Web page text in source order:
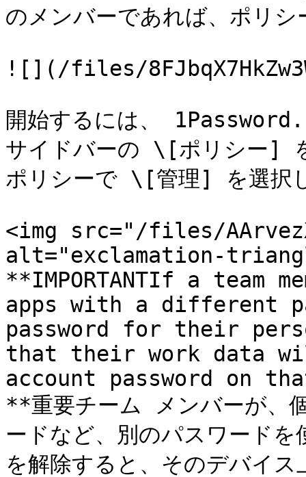
のメンバーであれば、ポリシ
![](/files/
開始するには、
サイドバーの \[ポリシー]
ポリシーで \[管理] を選択
<img src="/files/
alt="exclamation-
**IMPORTANTIf a team
apps with a different
password for their
that their work data
account password on
**重要チーム メンバーが、
ードなど、別のパスワード
を解除すると、そのデバイ